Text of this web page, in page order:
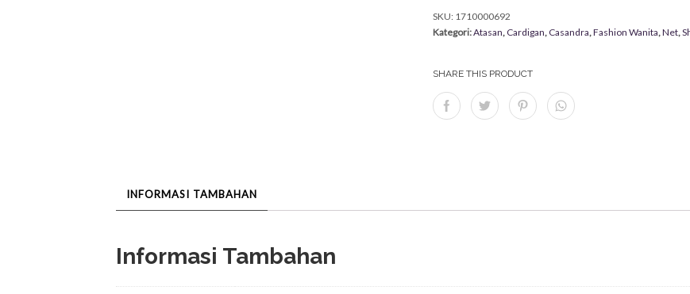
SKU: 1710000692
Kategori:Atasan, Cardigan, Casandra,Fashion Wanita,Net,
SHARE THIS PRODUCT
INFORMASI TAMBAHAN
Informasi Tambahan